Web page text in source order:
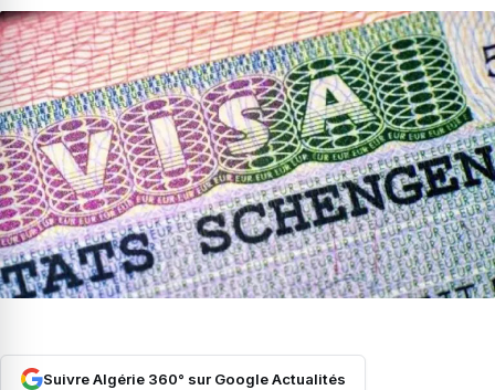
Suivre Algérie 360° sur Google Actualités